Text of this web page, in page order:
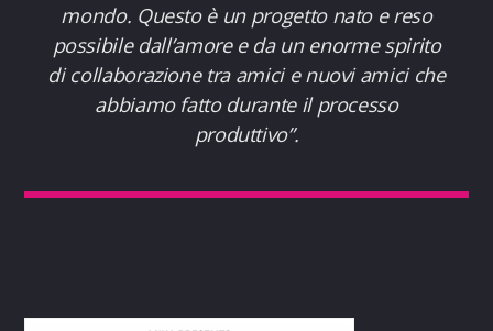
mondo. Questo è un progetto nato e reso
possibile dall’amore e da un enorme spirito
di collaborazione tra amici e nuovi amici che
abbiamo fatto durante il processo
produttivo”.